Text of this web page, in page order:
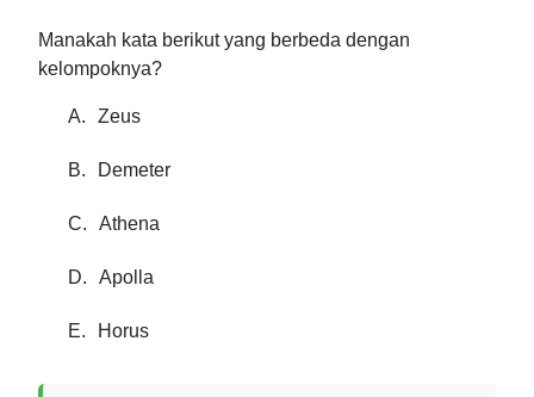
Manakah kata berikut yang berbeda dengan
kelompoknya?
A. Zeus
B. Demeter
C. Athena
D. Apolla
E. Horus